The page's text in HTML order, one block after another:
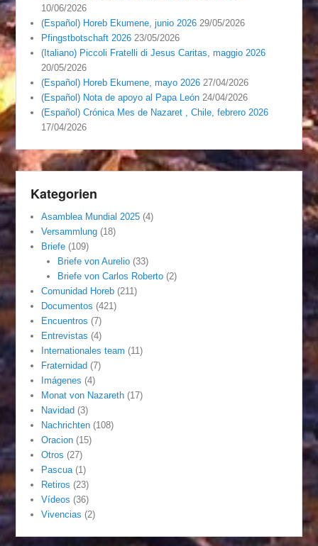
10/06/2026
(Español) Horeb Ekumene, junio 2026 29/05/2026
Pfingstbotschaft 2026 23/05/2026
(Italiano) Piccoli Fratelli di Jesus Caritas, maggio 2026
20/05/2026
(Español) Horeb Ekumene, mayo 2026 27/04/2026
(Español) Nota de apoyo al Papa León 24/04/2026
(Español) Crónica Mes de Nazaret , Chile, febrero 2026
17/04/2026
Kategorien
Asamblea Mundial 2025 (4)
Versammlung (18)
Briefe (109)
Briefe von Aurelio(33)
Briefe von Carlos Roberto(2)
Comunidad Horeb (211)
Documentos (421)
Encuentros (7)
Entrevistas (4)
Internationales team (11)
Fraternidad (7)
Imágenes (4)
Monat von Nazareth (17)
Navidad (3)
Nachrichten (108)
Oracion (15)
Otros (27)
Pascua (1)
Retiros (23)
Vídeos (36)
Vivencias (2)